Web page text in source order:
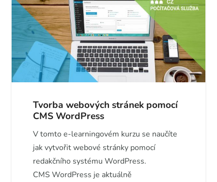
Tvorba webových stránek pomocí
CMS WordPress
V tomto e-learningovém kurzu se naučíte
jak vytvořit webové stránky pomocí
redakčního systému WordPress.
CMS WordPress je aktuálně